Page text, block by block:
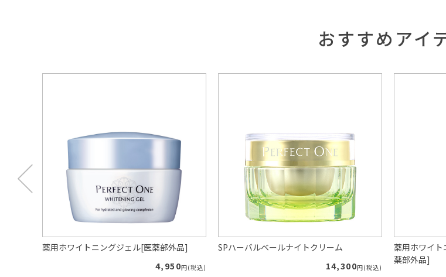
おすすめアイ
薬用ホワイトニングジェル[医薬部外品]
4,950円(税込)
SPハーバルベールナイトクリーム
14,300円(税込)
薬用ホワイ
薬部外品]